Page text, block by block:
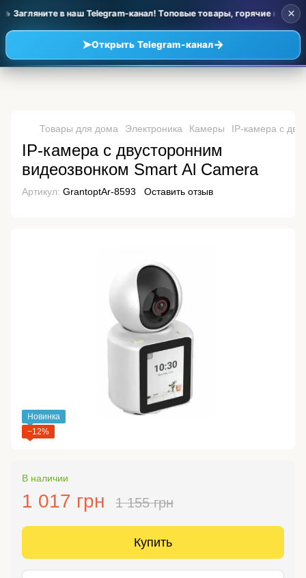
Загляните в наш Telegram-канал! Топовые товары, горячие
➤Открыть Telegram-канал→
×
Товары для дома Электроника Камеры IP-камера с
IP-камера с двусторонним
видеозвонком Smart Al Camera
Артикул: GrantoptAr-8593 Оставить отзыв
Новинка
−12%
В наличии
1 017 грн 1 155 грн
Купить